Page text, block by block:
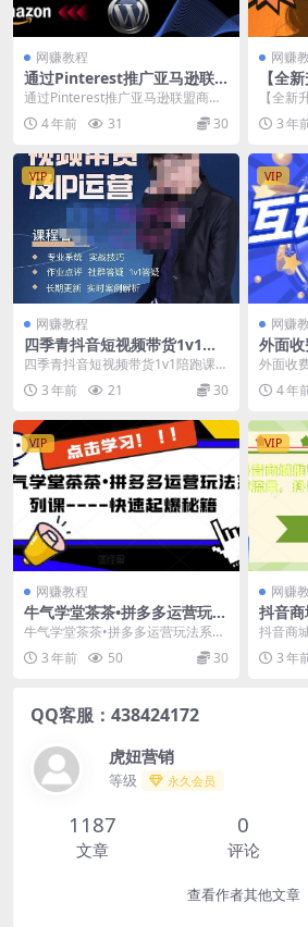
网赚教程
通过Pinterest推广亚马逊联
盟商品，日赚100美元以上–个
通过Pinterest推广亚马逊联盟商
品，日赚100美元以上–个人博客赚
钱途径 ...
4 年前 31 30
网赚
【全
单晚
4月
【全新
00+，
皮实快
3 年
VIP
网赚教程
四季青抖音短视频带货1v1陪
跑课，从定位到起号再到变
现，打造一个高商业价值的账
号
四季青抖音短视频带货1v1陪跑课，
从定位到起号再到变现，打造一个
高商业价值的账号...
3 年前 21 30
VIP
网赚
外面
直播
+详细
外面收
播，支
程】 市
4 年
VIP
网赚教程
牛气学堂茶茶•拼多多运营玩法
系列课—-快速起爆秘籍
牛气学堂茶茶•拼多多运营玩法系列
课—-快速起爆秘籍 课程内容： 1-...
3 年前 50 30
VIP
网赚
抖音
打爆商
不用
抖音商
商城推
播、不
3 年
QQ客服：438424172
虎妞营销
等级 永久会员
1187
文章
0
评论
查看作者其他文章